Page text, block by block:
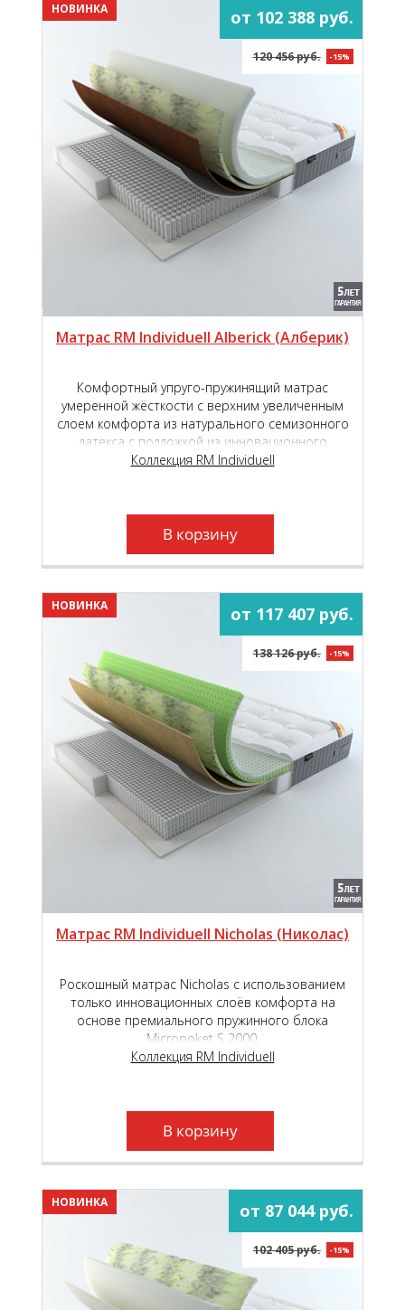
НОВИНКА от 102 388 руб.
120 456 руб. -15%
Матрас RM Individuell Alberick (Aлберик)
Комфортный упруго-пружинящий матрас
умеренной жёсткости с верхним увеличенным
слоем комфорта из натурального семизонного
латекса с подложкой из инновационного
наполнителя TIGER touch ®.
Коллекция RM Individuell
В корзину
НОВИНКА от 117 407 руб.
138 126 руб. -15%
Матрас RM Individuell Nicholas (Николас)
Роскошный матрас Nicholas с использованием
только инновационных слоёв комфорта на
основе премиального пружинного блока
Micropoket S 2000.
Коллекция RM Individuell
В корзину
НОВИНКА от 87 044 руб.
102 405 руб. -15%